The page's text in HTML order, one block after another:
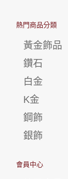
熱門商品分類
黃金飾品
鑽石
白金
K金
鋼飾
銀飾
會員中心